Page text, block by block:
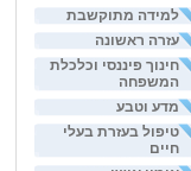
למידה מתוקשבת
עזרה ראשונה
חינוך פיננסי וכלכלת
המשפחה
מדע וטבע
טיפול בעזרת בעלי
חיים